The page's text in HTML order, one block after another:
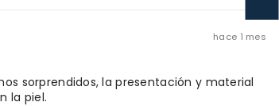
hace 1 mes
sorprendidos, la presentación y material
la piel.